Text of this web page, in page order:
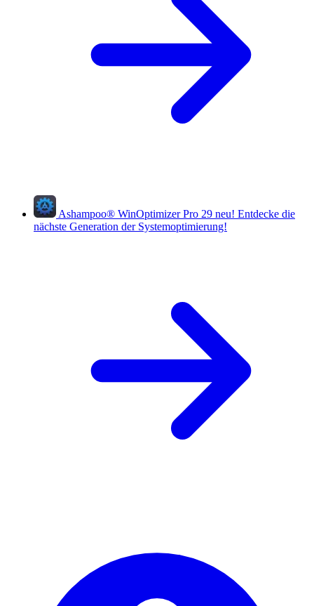
Ashampoo® WinOptimizer Pro 29 neu! Entdecke die
nächste Generation der Systemoptimierung!